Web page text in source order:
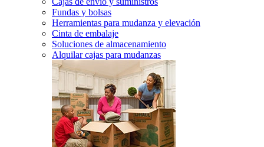
Fundas y bolsas
Herramientas para mudanza y elevación
Cinta de embalaje
Soluciones de almacenamiento
Alquilar cajas para mudanzas